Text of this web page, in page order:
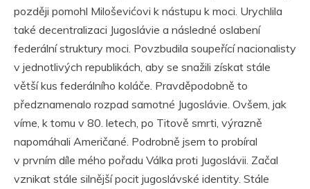
později pomohl Miloševićovi k nástupu k moci. Urychlila
také decentralizaci Jugoslávie a následné oslabení
federální struktury moci. Povzbudila soupeřící nacionalisty
v jednotlivých republikách, aby se snažili získat stále
větší kus federálního koláče. Pravděpodobně to
předznamenalo rozpad samotné Jugoslávie. Ovšem, jak
víme, k tomu v 80. letech, po Titově smrti, výrazně
napomáhali Američané. Podrobně jsem to probíral
v prvním díle mého pořadu Válka proti Jugoslávii. Začal
vznikat stále silnější pocit jugoslávské identity. Stále